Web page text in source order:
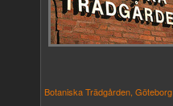
Botaniska Trädgården, Göteborg